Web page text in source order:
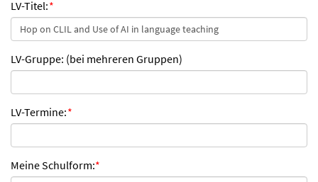
LV-Titel:*
LV-Gruppe: (bei mehreren Gruppen)
LV-Termine:*
Meine Schulform:*